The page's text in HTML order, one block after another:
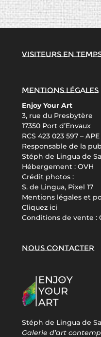
Visiteurs en
Mentions légales
Enjoy Your Art
3, rue du Presbytère
17350 Port d’Envaux
RCS 423 023 597 –
Responsable de la
Stéph de Lingua de
Hébergement : OVH
Crédit photos :
S. de Lingua, Pixel 17
Mentions légales et
Cliquez ici
Conditions de vente :
Nous contacter
Stéph de Lingua de
Galerie d’art